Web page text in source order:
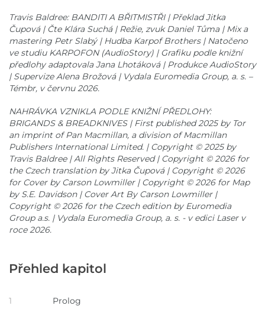
Travis Baldree: BANDITI A BŘITMISTŘI | Překlad Jitka
Čupová | Čte Klára Suchá | Režie, zvuk Daniel Tůma | Mix a
mastering Petr Slabý | Hudba Karpof Brothers | Natočeno
ve studiu KARPOFON (AudioStory) | Grafiku podle knižní
předlohy adaptovala Jana Lhotáková | Produkce AudioStory
| Supervize Alena Brožová | Vydala Euromedia Group, a. s. –
Témbr, v červnu 2026.
NAHRÁVKA VZNIKLA PODLE KNIŽNÍ PŘEDLOHY:
BRIGANDS & BREADKNIVES | First published 2025 by Tor
an imprint of Pan Macmillan, a division of Macmillan
Publishers International Limited. | Copyright © 2025 by
Travis Baldree | All Rights Reserved | Copyright © 2026 for
the Czech translation by Jitka Čupová | Copyright © 2026
for Cover by Carson Lowmiller | Copyright © 2026 for Map
by S.E. Davidson | Cover Art By Carson Lowmiller |
Copyright © 2026 for the Czech edition by Euromedia
Group a.s. | Vydala Euromedia Group, a. s. - v edici Laser v
roce 2026.
Přehled kapitol
1 Prolog